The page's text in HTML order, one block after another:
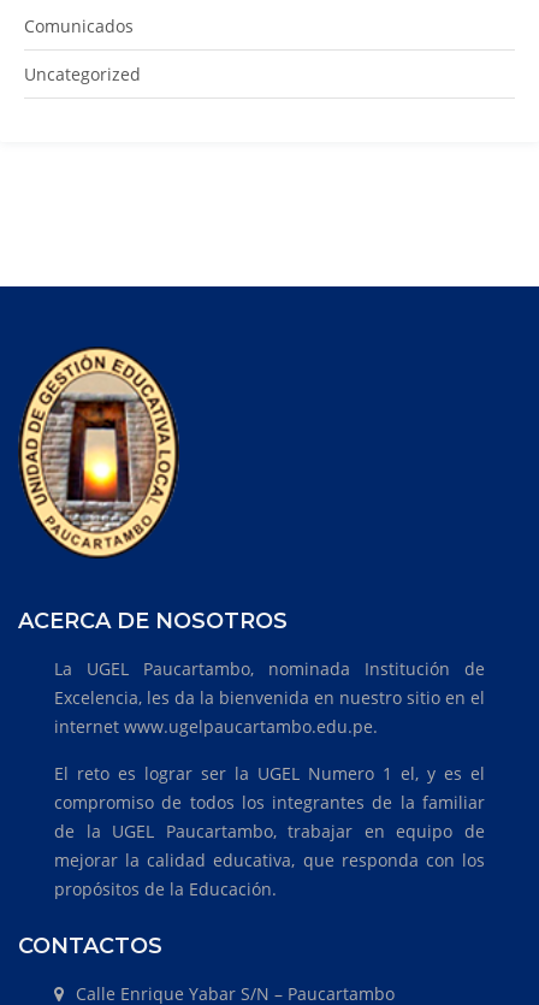
Comunicados
Uncategorized
ACERCA DE NOSOTROS
La UGEL Paucartambo, nominada Institución de
Excelencia, les da la bienvenida en nuestro sitio en el
internet www.ugelpaucartambo.edu.pe.
El reto es lograr ser la UGEL Numero 1 el, y es el
compromiso de todos los integrantes de la familiar
de la UGEL Paucartambo, trabajar en equipo de
mejorar la calidad educativa, que responda con los
propósitos de la Educación.
CONTACTOS
Calle Enrique Yabar S/N – Paucartambo